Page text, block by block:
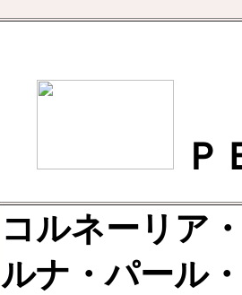
Ｐ
コルネーリア
ルナ・パール